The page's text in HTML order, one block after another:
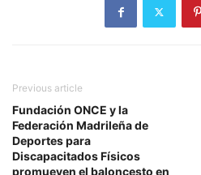
Previous article
Fundación ONCE y la
Federación Madrileña de
Deportes para
Discapacitados Físicos
promueven el baloncesto en